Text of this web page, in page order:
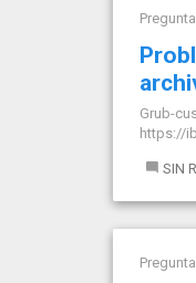
Grub-
https://
SIN